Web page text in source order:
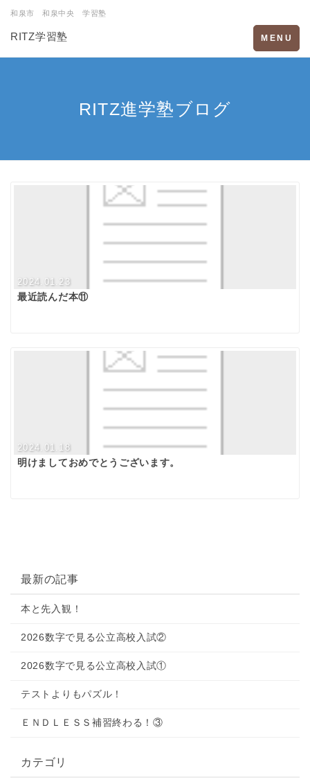
和泉市 和泉中央 学習塾
RITZ学習塾
Toggle
navigation
MENU
RITZ進学塾ブログ
2024.01.23
最近読んだ本⑪
2024.01.18
明けましておめでとうございます。
最新の記事
本と先入観！
2026数字で見る公立高校入試②
2026数字で見る公立高校入試①
テストよりもパズル！
ＥＮＤＬＥＳＳ補習終わる！③
カテゴリ